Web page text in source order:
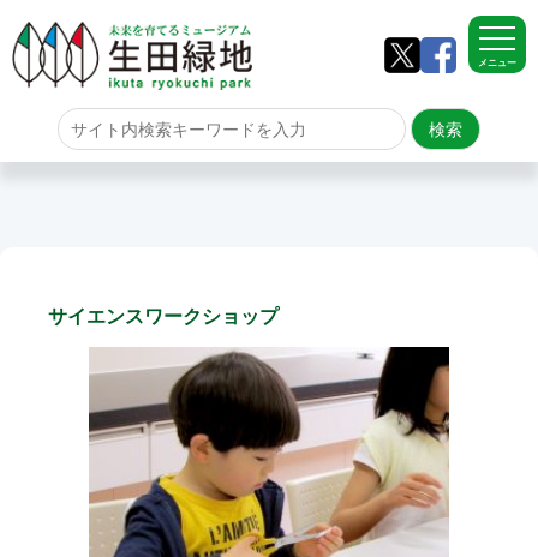
メニュー
ホーム
生田緑地について
園内のご案内
園内のご案内
生田緑地の樹木ごよみ
学校団体の雨天時の昼食場所
イベント情報
サイエンスワークショップ